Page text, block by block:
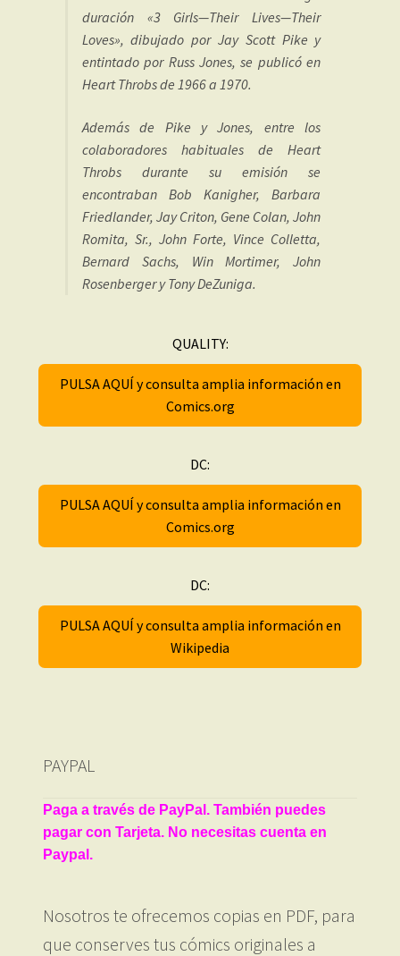
duración «3 Girls—Their Lives—Their
Loves», dibujado por Jay Scott Pike y
entintado por Russ Jones, se publicó en
Heart Throbs de 1966 a 1970.
Además de Pike y Jones, entre los
colaboradores habituales de Heart
Throbs durante su emisión se
encontraban Bob Kanigher, Barbara
Friedlander, Jay Criton, Gene Colan, John
Romita, Sr., John Forte, Vince Colletta,
Bernard Sachs, Win Mortimer, John
Rosenberger y Tony DeZuniga.
QUALITY:
PULSA AQUÍ y consulta amplia información en
Comics.org
DC:
PULSA AQUÍ y consulta amplia información en
Comics.org
DC:
PULSA AQUÍ y consulta amplia información en
Wikipedia
PAYPAL
Paga a través de PayPal. También puedes
pagar con Tarjeta. No necesitas cuenta en
Paypal.
Nosotros te ofrecemos copias en PDF, para
que conserves tus cómics originales a